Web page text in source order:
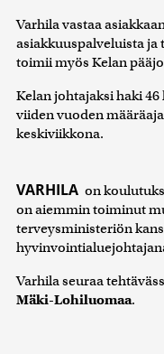
Varhila vastaa
asiakkuuspalveluista ja
toimii myös Kelan
Kelan johtajaksi haki
viiden vuoden
keskiviikkona.
VARHILA on
on aiemmin toiminut
terveysministeriön
Varhila seuraa
Mäki-Lohiluomaa.